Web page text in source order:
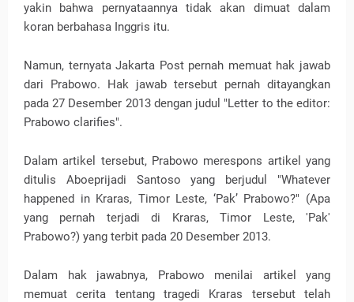
yakin bahwa pernyataannya tidak akan dimuat dalam
koran berbahasa Inggris itu.
Namun, ternyata Jakarta Post pernah memuat hak jawab
dari Prabowo. Hak jawab tersebut pernah ditayangkan
pada 27 Desember 2013 dengan judul "Letter to the editor:
Prabowo clarifies".
Dalam artikel tersebut, Prabowo merespons artikel yang
ditulis Aboeprijadi Santoso yang berjudul "Whatever
happened in Kraras, Timor Leste, ‘Pak’ Prabowo?" (Apa
yang pernah terjadi di Kraras, Timor Leste, 'Pak'
Prabowo?) yang terbit pada 20 Desember 2013.
Dalam hak jawabnya, Prabowo menilai artikel yang
memuat cerita tentang tragedi Kraras tersebut telah